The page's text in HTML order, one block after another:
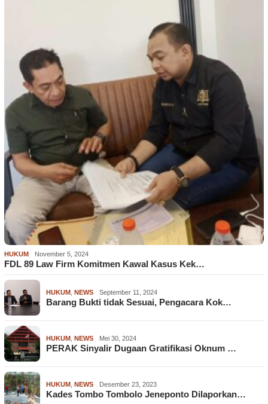
HUKUM November 5, 2024
FDL 89 Law Firm Komitmen Kawal Kasus Kek…
HUKUM NEWS September 11, 2024
Barang Bukti tidak Sesuai, Pengacara Kok…
HUKUM NEWS Mei 30, 2024
PERAK Sinyalir Dugaan Gratifikasi Oknum …
HUKUM NEWS Desember 23, 2023
Kades Tombo Tombolo Jeneponto Dilaporkan…